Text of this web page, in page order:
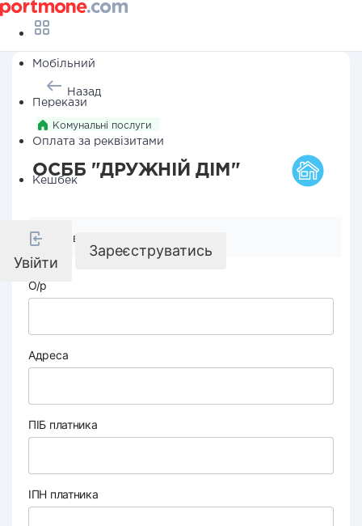
Мобільний
Перекази
Оплата за реквізитами
Кешбек
Увійти
Зареєструватись
Назад
Комунальні послуги
ОСББ "ДРУЖНІЙ ДІМ"
Реквізити компанії
О/р
Адреса
ПІБ платника
ІПН платника